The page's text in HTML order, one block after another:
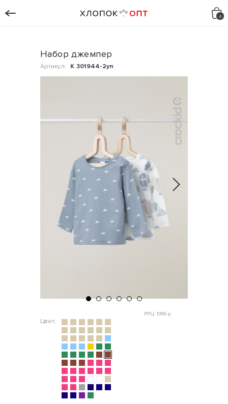
Набор джемпер
Артикул: К 301944-2уп
Цвет:
РРЦ: 1099 р.